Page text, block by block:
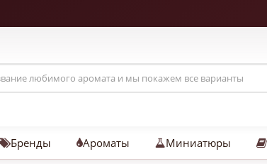
Бренды Ароматы Миниатюры